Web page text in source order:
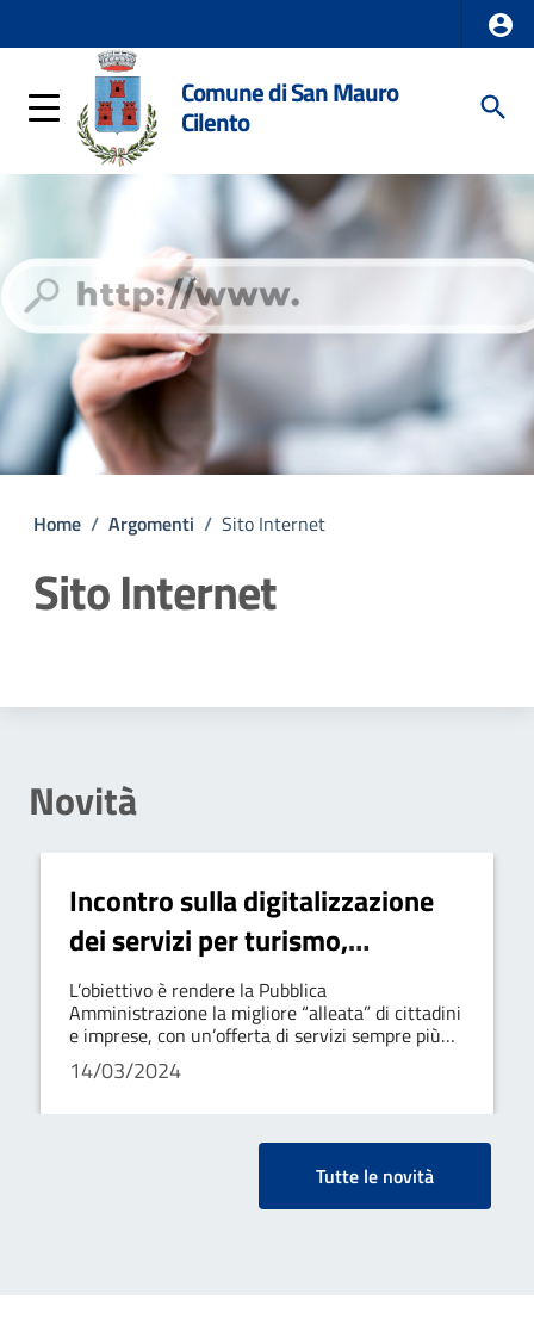
Comune di San Mauro
Cilento
Home / Argomenti / Sito Internet
Sito Internet
Novità
Incontro sulla digitalizzazione
dei servizi per turismo,
agricoltura e operatori socio-
culturali
L’obiettivo è rendere la Pubblica
Amministrazione la migliore “alleata” di cittadini
e imprese, con un’offerta di servizi sempre più
efficienti e facilmente accessibili.
14/03/2024
Tutte le novità